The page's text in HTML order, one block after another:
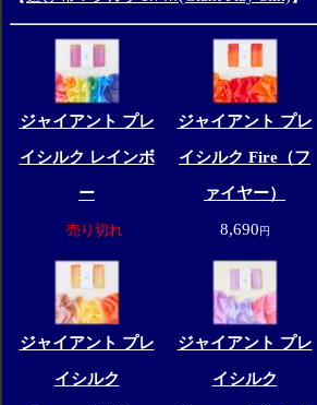
ジャイアント プレ
イシルク レインボ
ー
売り切れ
ジャイアント プレ
イシルク Fire（フ
ァイヤー）
8,690円
ジャイアント プレ
イシルク
ジャイアント プレ
イシルク